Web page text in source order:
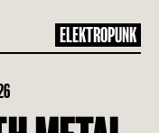
ELEKTROPUNK